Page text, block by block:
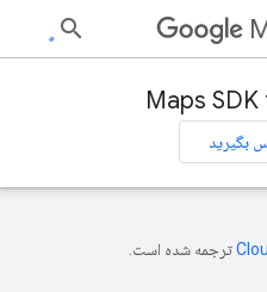
Maps
بگیرید
ترجمه شده است.